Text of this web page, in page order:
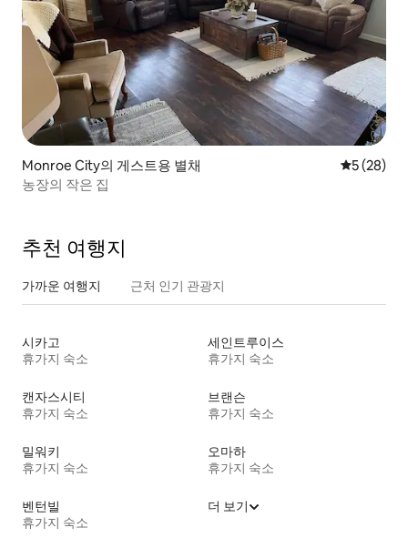
Monroe City의 게스트용 별채 평점 5점(5
5 (28)
농장의 작은 집
추천 여행지
가까운 여행지 근처 인기 관광지
시카고
휴가지 숙소
세인트루이스
휴가지 숙소
캔자스시티
휴가지 숙소
브랜슨
휴가지 숙소
밀워키
휴가지 숙소
오마하
휴가지 숙소
벤턴빌
휴가지 숙소
더 보기